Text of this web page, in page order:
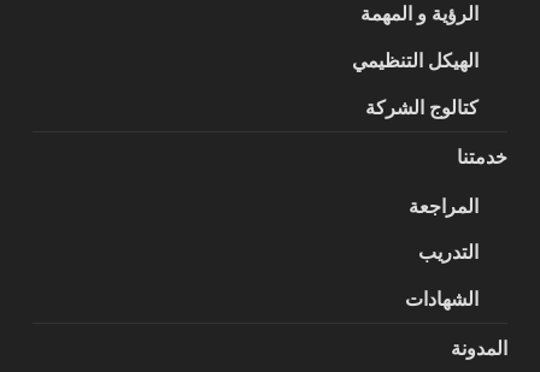
الرؤية و المهمة
الهيكل التنظيمي
كتالوج الشركة
خدمتنا
المراجعة
التدريب
الشهادات
المدونة